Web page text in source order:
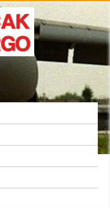
Kargo